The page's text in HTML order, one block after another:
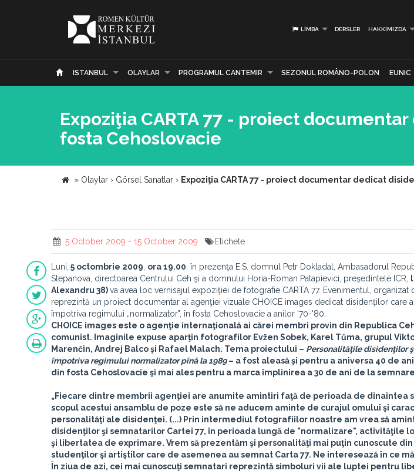
LIMBA DERSLER HAKKIMIZDA
ISTANBUL OLAYLAR PROGRAMUL CANTEMIR SEZONUL ROMÂNO-POLON EUNIC
Expoziţia CARTA 77 - proiect
fosta Cehoslovacie
» Olaylar › Görsel Sanatlar › Expoziţia CARTA 77 - proiect documentar dedicat
5 October 2009 - 15 October 2009 Etichete
Luni, 5 octombrie 2009 ora 19.00 , în prezenţa E.S. domnul Petr Dokladal, Ambasadorul
Stepanova, directoarea Centrului Ceh şi a domnului Horia-Roman Patapievici, preşedintele ICR,
Alexandru 38)va avea loc vernisajul expoziţiei de fotografie CARTA 77. Evenimentul, organizat
reprezintă un proiect documentar al agenţiei vizuale CHOICE images dedicat disidenţilor care
împotriva regimului „normalizator", în fosta Cehoslovacie a anilor '70-'80.
CHOICE images este o agenţie internaţională ai cărei membri provin din Republica
comunist. Imaginile expuse aparţin fotografilor Evžen Sobek, Karel Tůma, grupul
Marenčin, Andrej Balco şi Rafael Malach. Tema proiectului – Personalităţile disidenţilor
împotriva regimului normalizator pînă la 1989– a fost aleasă şi pentru a aniversa 40 de
din fosta Cehoslovacie şi mai ales pentru a marca împlinirea a 30 de ani de la
„Fiecare dintre membrii agenţiei are anumite amintiri faţă de perioada de dinaintea
scopul acestui ansamblu de poze este să ne aducem aminte de curajul omului şi
personalităţi ale disidenţei. (...) Prin intermediul fotografiilor noastre am vrea să
disidenţilor şi semnatarilor Cartei 77, în perioada lungă de "normalizare", activităţile
şi libertatea de exprimare. Vrem să prezentăm şi personalităţi mai puţin cunoscute
studenţilor şi artiştilor care de asemenea au semnat Carta 77. Ne interesează în ce
În ziua de azi, cei mai cunoscuţi semnatari reprezintă simboluri vii ale luptei pentru